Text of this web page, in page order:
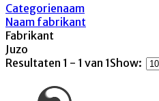
Categorienaam
Naam fabrikant
Fabrikant
Juzo
Resultaten 1 - 1 van 1Show: